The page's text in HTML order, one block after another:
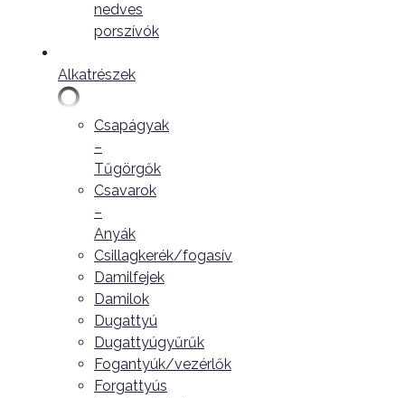
nedves
porszívók
Alkatrészek
Csapágyak
–
Tűgörgők
Csavarok
–
Anyák
Csillagkerék/fogasív
Damilfejek
Damilok
Dugattyú
Dugattyúgyűrűk
Fogantyúk/vezérlők
Forgattyús